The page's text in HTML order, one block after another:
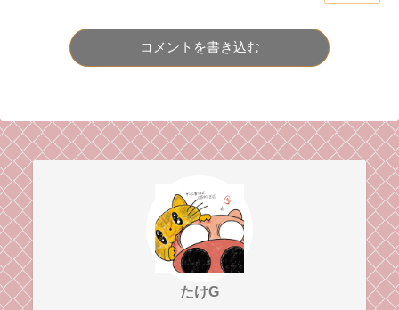
コメントを書き込む
たけG